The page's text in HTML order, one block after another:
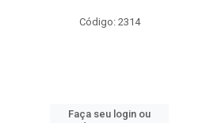
Código: 2340
Faça seu login ou